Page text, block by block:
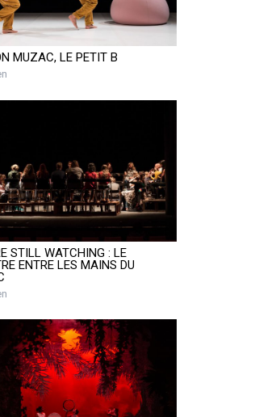
MUZAC, LE PETIT B
STILL WATCHING : LE
ENTRE LES MAINS DU